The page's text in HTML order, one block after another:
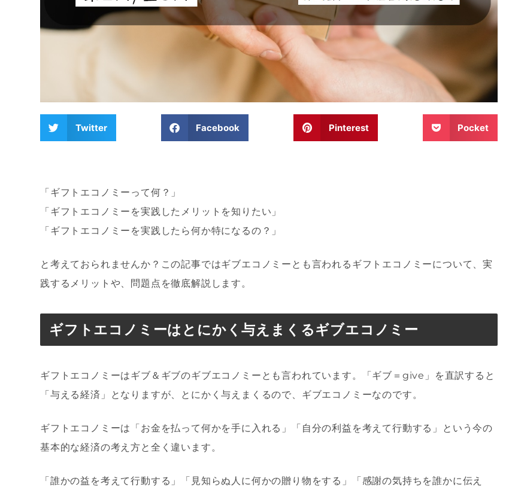
Twitter Facebook Pinterest Pocket
「ギフトエコノミーって何？」
「ギフトエコノミーを実践したメリットを知りたい」
「ギフトエコノミーを実践したら何か特になるの？」
と考えておられませんか？この記事ではギブエコノミーとも言われるギフトエコノミーについて、実
践するメリットや、問題点を徹底解説します。
ギフトエコノミーはとにかく与えまくるギブエコノミー
ギフトエコノミーはギブ＆ギブのギブエコノミーとも言われています。「ギブ＝give」を直訳すると
「与える経済」となりますが、とにかく与えまくるので、ギブエコノミーなのです。
ギフトエコノミーは「お金を払って何かを手に入れる」「自分の利益を考えて行動する」という今の
基本的な経済の考え方と全く違います。
「誰かの益を考えて行動する」「見知らぬ人に何かの贈り物をする」「感謝の気持ちを誰かに伝え